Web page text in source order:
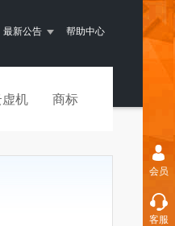
最新公告 帮助中心
机 商标
会员
客服